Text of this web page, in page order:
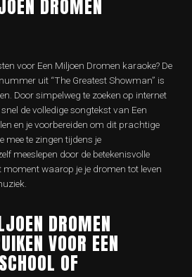
DROMEN
voor Een Miljoen Dromen karaoke? De
uit “The Greatest Showman” is
Door simpelweg te zoeken op internet
de volledige songtekst van Een
en je voorbereiden om dit prachtige
mee te zingen tijdens je
meeslepen door de betekenisvolle
moment waarop je je dromen tot leven
DROMEN
VOOR EEN
OF